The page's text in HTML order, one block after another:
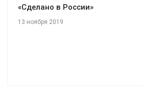
«Сделано в России»
13 ноября 2019